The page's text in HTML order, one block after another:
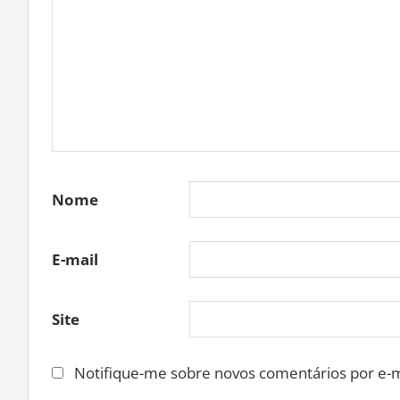
Nome
E-mail
Site
Notifique-me sobre novos comentários por e-